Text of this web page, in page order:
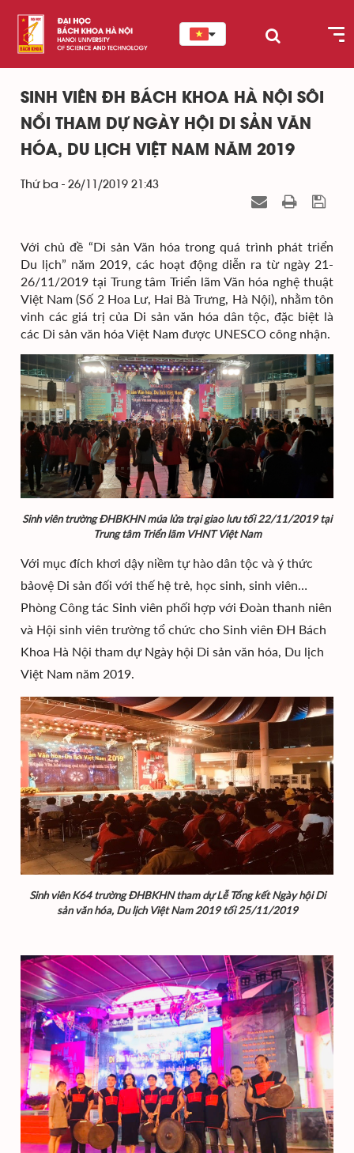
SINH VIÊN ĐH BÁCH KHOA HÀ NỘI SÔI
NỔI THAM DỰ NGÀY HỘI DI SẢN VĂN
HÓA, DU LỊCH VIỆT NAM NĂM 2019
Thứ ba - 26/11/2019 21:43
Với chủ đề “Di sản Văn hóa trong quá trình phát triển
Du lịch” năm 2019, các hoạt động diễn ra từ ngày 21-
26/11/2019 tại Trung tâm Triển lãm Văn hóa nghệ thuật
Việt Nam (Số 2 Hoa Lư, Hai Bà Trưng, Hà Nội), nhằm tôn
vinh các giá trị của Di sản văn hóa dân tộc, đặc biệt là
các Di sản văn hóa Việt Nam được UNESCO công nhận.
Sinh viên trường ĐHBKHN múa lửa trại giao lưu tối 22/11/2019 tại
Trung tâm Triển lãm VHNT Việt Nam
Với mục đích khơi dậy niềm tự hào dân tộc và ý thức
bảovệ Di sản đối với thế hệ trẻ, học sinh, sinh viên…
Phòng Công tác Sinh viên phối hợp với Đoàn thanh niên
và Hội sinh viên trường tổ chức cho Sinh viên ĐH Bách
Khoa Hà Nội tham dự Ngày hội Di sản văn hóa, Du lịch
Việt Nam năm 2019.
Sinh viên K64 trường ĐHBKHN tham dự Lễ Tổng kết Ngày hội Di
sản văn hóa, Du lịch Việt Nam 2019 tối 25/11/2019